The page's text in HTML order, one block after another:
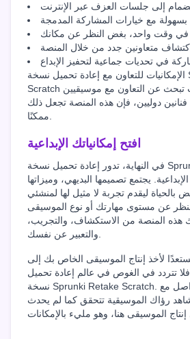
إلى جلسات العزف عبر الإنترنت
مع خيارات المشاركة المدمجة
في وقت واحد، بغض النظر عن مكانك
متعاونين جدد من خلال المنصة
في تحديات جماعية لتحفيز الإبداع
الإمكانيات للتعاون مع إعادة تحميل نسخة Sprunki Retake
Scratch لا حدود لها. سواء كنت تبحث عن التعاون مع موسيقيين
دوليين، فإن هذه المنصة تجعل ذلك
ممكنًا.
افتح إمكانياتك الإبداعية
في النهاية، تدور إعادة تحميل نسخة Sprunki Retake Scratch
يجتمع تصميمها البديهي، وميزاتها
بالحياة ليقدم تجربة لا مثيل لها لمنشئي
عن مستوى مهارتك أو نوع الموسيقى
هذه المنصة من الاستكشاف، والتجريب،
والتعبير عن نفسك.
لأخذ إنتاج الموسيقى الخاص بك إلى
فلا تتردد في الغوص في عالم إعادة تحميل
نسخة Sprunki Retake Scratch. احتضن الابتكار، وتواصل مع
رؤاك الموسيقية تتحقق كما لم يحدث